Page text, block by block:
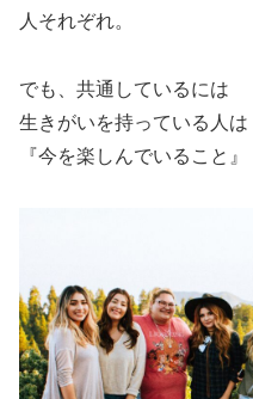
人それぞれ。
でも、共通しているには
生きがいを持っている人は
『今を楽しんでいること』